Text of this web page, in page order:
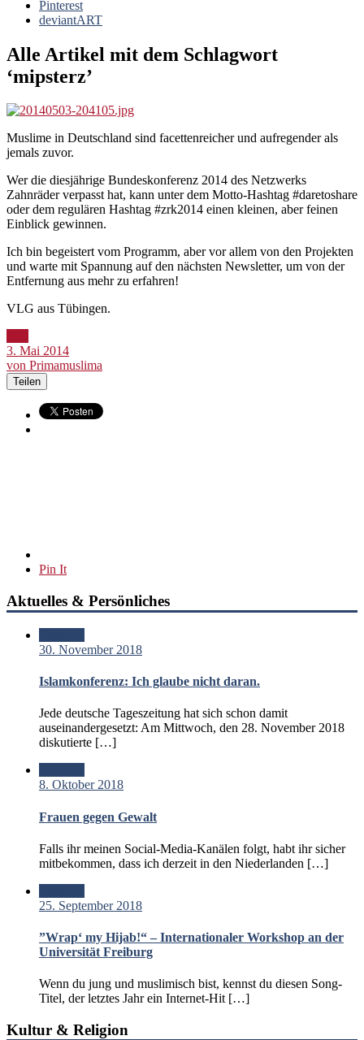
Pinterest
deviantART
Alle Artikel mit dem Schlagwort
‘mipsterz’
Muslime in Deutschland sind facettenreicher und aufregender als
jemals zuvor.
Wer die diesjährige Bundeskonferenz 2014 des Netzwerks
Zahnräder verpasst hat, kann unter dem Motto-Hashtag #daretoshare
oder dem regulären Hashtag #zrk2014 einen kleinen, aber feinen
Einblick gewinnen.
Ich bin begeistert vom Programm, aber vor allem von den Projekten
und warte mit Spannung auf den nächsten Newsletter, um von der
Entfernung aus mehr zu erfahren!
VLG aus Tübingen.
3. Mai 2014
von Primamuslima
Teilen
Pin It
Aktuelles & Persönliches
30. November 2018
Islamkonferenz: Ich glaube nicht daran.
Jede deutsche Tageszeitung hat sich schon damit
auseinandergesetzt: Am Mittwoch, den 28. November 2018
diskutierte […]
8. Oktober 2018
Frauen gegen Gewalt
Falls ihr meinen Social-Media-Kanälen folgt, habt ihr sicher
mitbekommen, dass ich derzeit in den Niederlanden […]
25. September 2018
”Wrap‘ my Hijab!“ – Internationaler Workshop an der
Universität Freiburg
Wenn du jung und muslimisch bist, kennst du diesen Song-
Titel, der letztes Jahr ein Internet-Hit […]
Kultur & Religion